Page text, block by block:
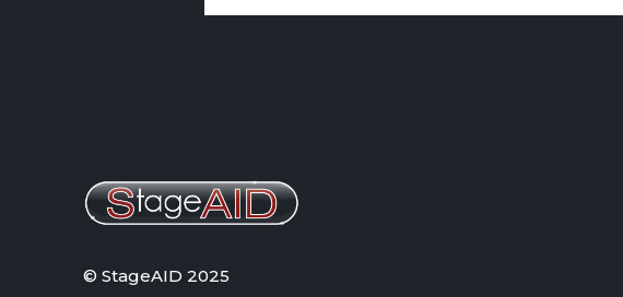
© StageAID 2025